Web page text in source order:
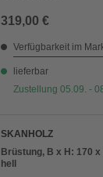
319,00 €
Verfügbarkeit im
lieferbar
Zustellung 05.09. -
SKANHOLZ
Brüstung, B x H: 170
hell